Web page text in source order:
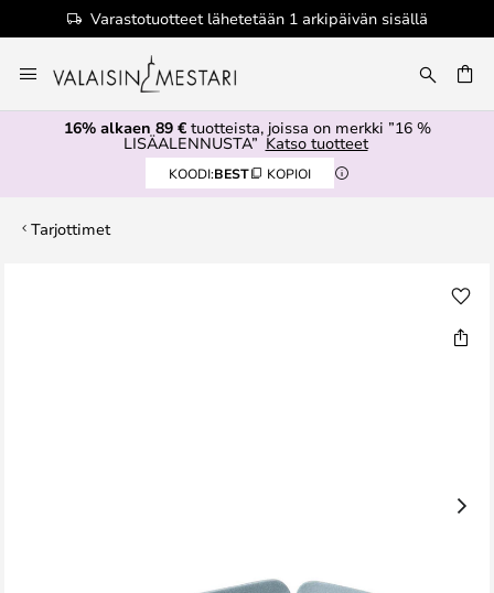
Varastotuotteet lähetetään 1 arkipäivän sisällä
to
Content
16% alkaen 89 €tuotteista, joissa on merkki ”16 %
LISÄALENNUSTA” Katso tuotteet
KOODI:BEST KOPIOI
Tarjottimet